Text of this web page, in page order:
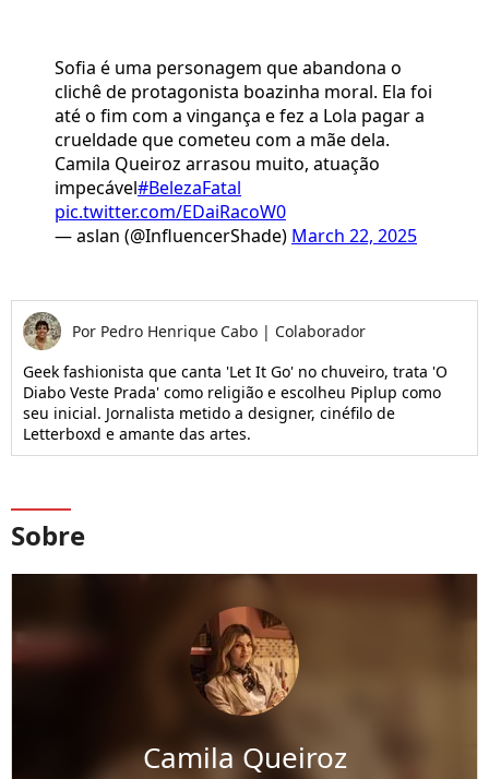
Sofia é uma personagem que abandona o
clichê de protagonista boazinha moral. Ela foi
até o fim com a vingança e fez a Lola pagar a
crueldade que cometeu com a mãe dela.
Camila Queiroz arrasou muito, atuação
impecável#BelezaFatal
pic.twitter.com/EDaiRacoW0
— aslan (@InfluencerShade) March 22, 2025
Por Pedro Henrique Cabo | Colaborador
Geek fashionista que canta 'Let It Go' no chuveiro, trata 'O
Diabo Veste Prada' como religião e escolheu Piplup como
seu inicial. Jornalista metido a designer, cinéfilo de
Letterboxd e amante das artes.
Sobre
Camila Queiroz